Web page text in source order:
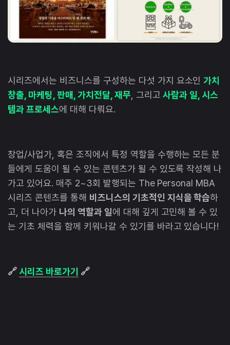
시리즈에서는 비즈니스를 구성하는 다섯 가지 요소인가치
창출, 마케팅, 판매, 가치전달, 재무, 그리고사람과 일, 시스
템과 프로세스에 대해 다뤄요.
창업/사업가, 혹은 조직에서 특정 역할을 수행하는 모든 분
들에게 도움이 될 수 있는 콘텐츠가 될 수 있도록 작성해 나
가고 있어요. 매주 2~3회 발행되는 The Personal MBA
시리즈 콘텐츠를 통해 비즈니스의 기초적인 지식을 학습하
고, 더 나아가 나의 역할과 일에 대해 깊게 고민해 볼 수 있
는 기초 체력을 함께 키워나갈 수 있기를 바라고 있습니다!
🔗 시리즈 바로가기 🔗